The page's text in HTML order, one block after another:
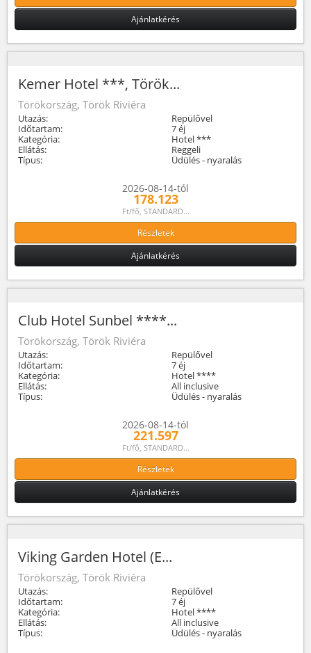
Ajánlatkérés
Kemer Hotel ***, Török...
Törökország, Török Riviéra
Utazás:
Repülővel
Időtartam:
7 éj
Kategória:
Hotel ***
Ellátás:
Reggeli
Típus:
Üdülés - nyaralás
2026-08-14-tól
178.123
Ft/fő, STANDARD...
Részletek
Ajánlatkérés
Club Hotel Sunbel ****...
Törökország, Török Riviéra
Utazás:
Repülővel
Időtartam:
7 éj
Kategória:
Hotel ****
Ellátás:
All inclusive
Típus:
Üdülés - nyaralás
2026-08-14-tól
221.597
Ft/fő, STANDARD...
Részletek
Ajánlatkérés
Viking Garden Hotel (E...
Törökország, Török Riviéra
Utazás:
Repülővel
Időtartam:
7 éj
Kategória:
Hotel ****
Ellátás:
All inclusive
Típus:
Üdülés - nyaralás